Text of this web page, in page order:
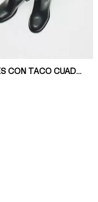
BOTINES CON TACO CUADRADO